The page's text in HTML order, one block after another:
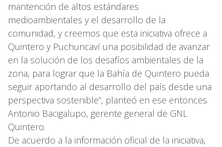
mantención de altos estándares
medioambientales y el desarrollo de la
comunidad, y creemos que esta iniciativa ofrece a
Quintero y Puchuncaví una posibilidad de avanzar
en la solución de los desafíos ambientales de la
zona, para lograr que la Bahía de Quintero pueda
seguir aportando al desarrollo del país desde una
perspectiva sostenible”, planteó en ese entonces
Antonio Bacigalupo, gerente general de GNL
Quintero.
De acuerdo a la información oficial de la iniciativa,